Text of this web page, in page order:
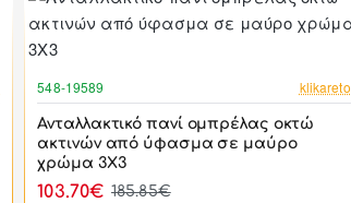
548-19589 klikareto
Ανταλλακτικό πανί ομπρέλας οκτώ
ακτινών από ύφασμα σε μαύρο
χρώμα 3Χ3
103.70€ 185.85€